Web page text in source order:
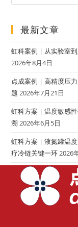
最新文章
虹科案例 | 从实验室
2026年8月4日
点成案例 | 高精度压
题 2026年7月21日
虹科方案 | 温度敏感
溯 2026年6月5日
虹科方案 | 液氮罐温
疗冷链关键一环2026